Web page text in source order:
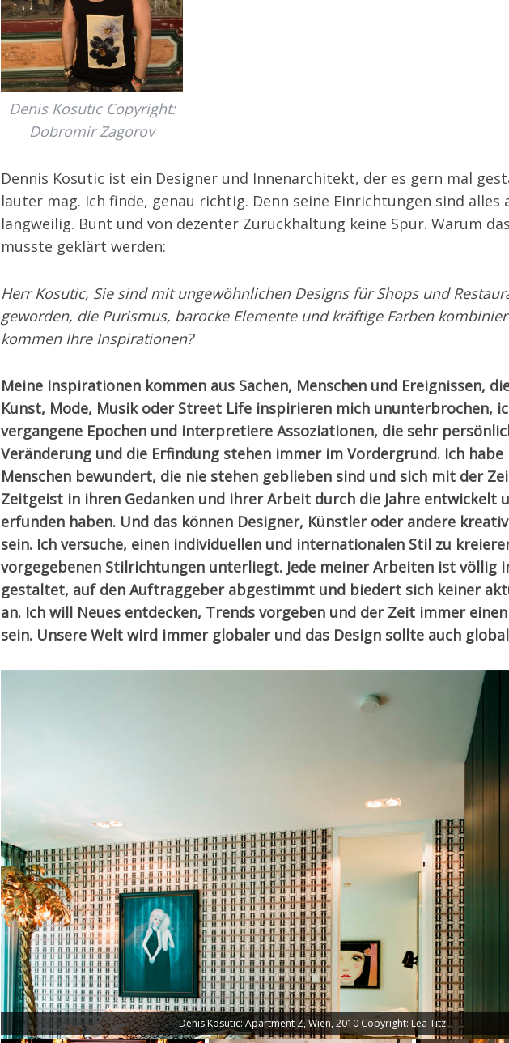
Denis Kosutic Copyright:
Dobromir Zagorov
Dennis Kosutic ist ein Designer und Innenarchitekt, der es gern mal
lauter mag. Ich finde, genau richtig. Denn seine Einrichtungen sind alles
langweilig. Bunt und von dezenter Zurückhaltung keine Spur. Warum
musste geklärt werden:
Herr Kosutic, Sie sind mit ungewöhnlichen Designs für Shops und
geworden, die Purismus, barocke Elemente und kräftige Farben
kommen Ihre Inspirationen?
Meine Inspirationen kommen aus Sachen, Menschen und Ereignissen,
Kunst, Mode, Musik oder Street Life inspirieren mich ununterbrochen,
vergangene Epochen und interpretiere Assoziationen, die sehr
Veränderung und die Erfindung stehen immer im Vordergrund. Ich
Menschen bewundert, die nie stehen geblieben sind und sich mit der
Zeitgeist in ihren Gedanken und ihrer Arbeit durch die Jahre entwickelt
erfunden haben. Und das können Designer, Künstler oder andere
sein. Ich versuche, einen individuellen und internationalen Stil zu
vorgegebenen Stilrichtungen unterliegt. Jede meiner Arbeiten ist völlig
gestaltet, auf den Auftraggeber abgestimmt und biedert sich keiner
an. Ich will Neues entdecken, Trends vorgeben und der Zeit immer
sein. Unsere Welt wird immer globaler und das Design sollte auch
Denis Kosutic: Apartment Z, Wien, 2010 Copyright: Lea Titz